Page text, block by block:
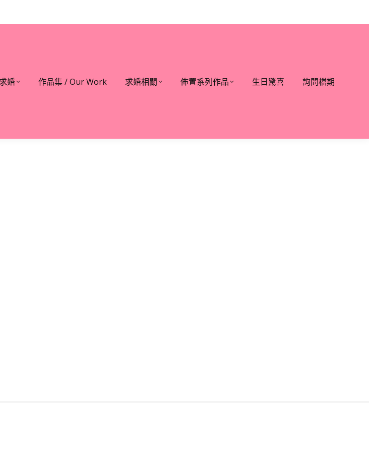
婚 作品集 / Our Work 求婚相關 佈置系列作品 生日驚喜 詢問檔期